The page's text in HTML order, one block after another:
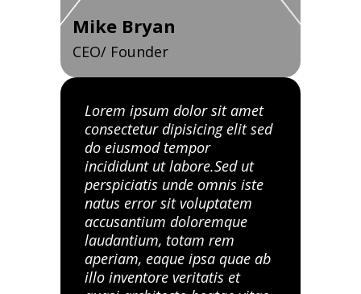
Mike Bryan
CEO/ Founder
Lorem ipsum dolor sit amet
consectetur dipisicing elit sed
do eiusmod tempor
incididunt ut labore.Sed ut
perspiciatis unde omnis iste
natus error sit voluptatem
accusantium doloremque
laudantium, totam rem
aperiam, eaque ipsa quae ab
illo inventore veritatis et